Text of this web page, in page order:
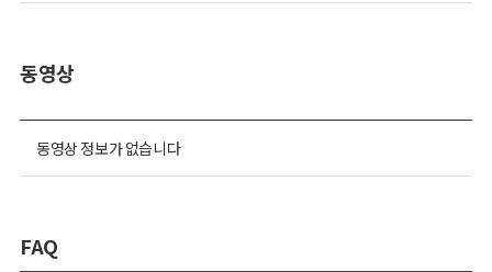
동영상
동영상 정보가 없습니다
FAQ